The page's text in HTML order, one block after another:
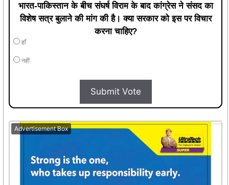
भारत-पाकिस्तान के बीच संघर्ष विराम के बाद कांग्रेस ने संसद का
विशेष सत्र बुलाने की मांग की है। क्या सरकार को इस पर विचार
करना चाहिए?
हाँ
नहीं
Submit Vote
Advertisement Box